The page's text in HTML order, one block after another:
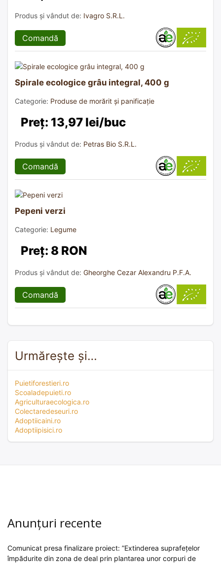
Produs și vândut de: Ivagro S.R.L.
Comandă
Spirale ecologice grâu integral, 400 g
Categorie: Produse de morărit și panificație
Preț: 13,97 lei/buc
Produs și vândut de: Petras Bio S.R.L.
Comandă
Pepeni verzi
Categorie: Legume
Preț: 8 RON
Produs și vândut de: Gheorghe Cezar Alexandru P.F.A.
Comandă
Urmărește și…
Puietiforestieri.ro
Scoaladepuieti.ro
Agriculturaecologica.ro
Colectaredeseuri.ro
Adoptiicaini.ro
Adoptiipisici.ro
Anunțuri recente
Comunicat presa finalizare proiect: ”Extinderea suprafețelor
împădurite din zona de deal prin plantarea unor corpuri de